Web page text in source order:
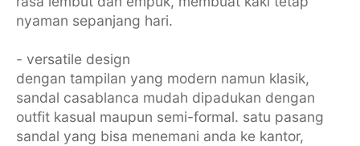
nyaman sepanjang hari.
- versatile design
dengan tampilan yang modern namun klasik,
sandal casablanca mudah dipadukan dengan
outfit kasual maupun semi-formal. satu pasang
sandal yang bisa menemani anda ke kantor,